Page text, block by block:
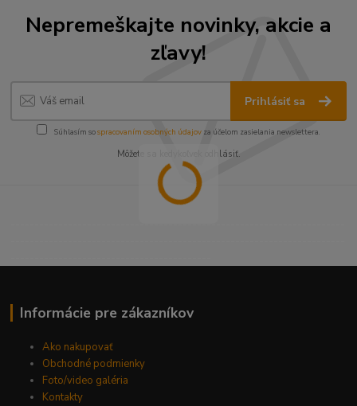
Nepremeškajte novinky, akcie a
zľavy!
Prihlásiť sa
Súhlasím sospracovaním osobných údajov za účelom zasielania newslettera.
Môžete sa kedykoľvek odhlásiť.
Informácie pre zákazníkov
Ako nakupovať
Obchodné podmienky
Foto/video galéria
Kontakty